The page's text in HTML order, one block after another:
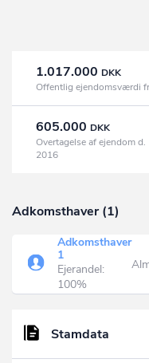
1.017.000 DKK
Offentlig ejendomsværdi
605.000 DKK
Overtagelse af ejendom d.
2016
Adkomsthaver (1)
Adkomsthaver
1
Ejerandel:
100%
Stamdata